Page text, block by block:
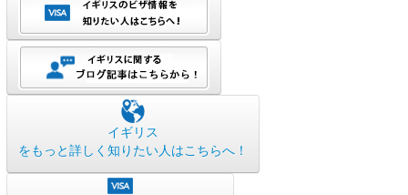
イギリス
をもっと詳しく知りたい人はこちらへ！